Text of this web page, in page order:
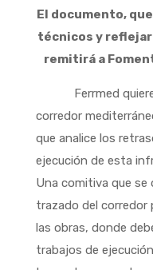
El documento,
técnicos y
remitirá a
Ferrmed quiere
corredor
que analice los
ejecución de esta
Una comitiva que se
trazado del corredor
las obras, donde
trabajos de